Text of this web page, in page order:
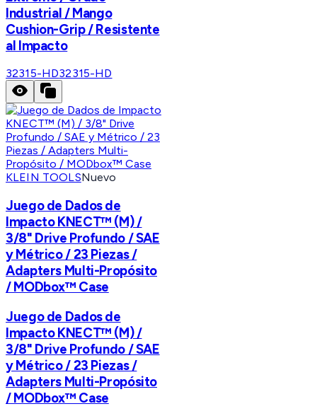
Industrial / Mango
Cushion-Grip / Resistente
al Impacto
32315-HD32315-HD
KLEIN TOOLSNuevo
Juego de Dados de
Impacto KNECT™ (M) /
3/8" Drive Profundo / SAE
y Métrico / 23 Piezas /
Adapters Multi-Propósito
/ MODbox™ Case
Juego de Dados de
Impacto KNECT™ (M) /
3/8" Drive Profundo / SAE
y Métrico / 23 Piezas /
Adapters Multi-Propósito
/ MODbox™ Case